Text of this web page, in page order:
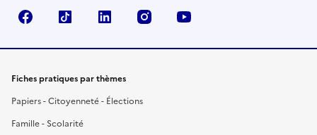
FacebookTikTok LinkedIn Instagram
Fiches pratiques par thèmes
Papiers - Citoyenneté - Élections
Famille - Scolarité